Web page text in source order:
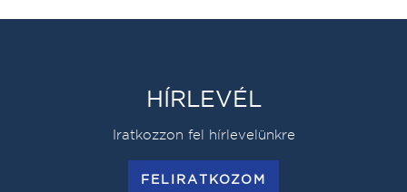
HÍRLEVÉL
Iratkozzon fel hírlevelünkre
FELIRATKOZOM